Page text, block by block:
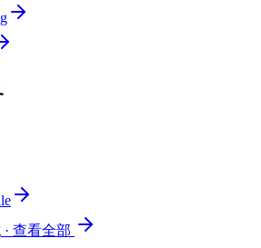
· 查看全部